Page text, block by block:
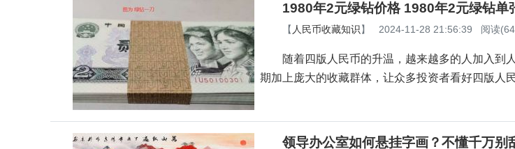
1980年2元绿钻价格 1980年2元绿钻单
【 人民币收藏知识】 2024-11-28 21:56:39 阅读
随着四版人民币的升温，越来越多的人加入到
期加上庞大的收藏群体，让众多投资者看好四版人
领导办公室如何悬挂字画？不懂千万别